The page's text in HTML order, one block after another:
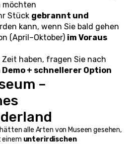
möchten
Stück gebrannt und
kann, wenn Sie bald gehen
(April–Oktober) im Voraus
Zeit haben, fragen Sie nach
+ schnellerer Option
–
alle Arten von Museen gesehen,
einem unterirdischen